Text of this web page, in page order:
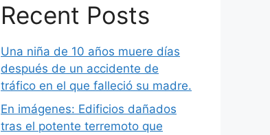
Recent Posts
Una niña de 10 años muere días
después de un accidente de
tráfico en el que falleció su madre.
En imágenes: Edificios dañados
tras el potente terremoto que